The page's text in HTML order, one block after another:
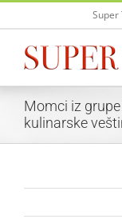
Skip
Super
Momci iz
kulinarske